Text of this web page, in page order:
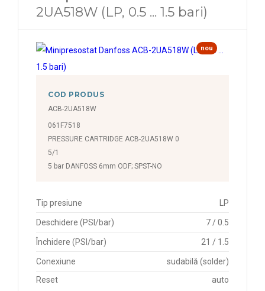
2UA518W (LP, 0.5 ... 1.5 bari)
nou
COD PRODUS
ACB-2UA518W
061F7518
PRESSURE CARTRIDGE ACB-2UA518W 0
5/1
5 bar DANFOSS 6mm ODF; SPST-NO
Tip presiune LP
Deschidere (PSI/bar) 7 / 0.5
Închidere (PSI/bar) 21 / 1.5
Conexiune
sudabilă (solder)
Reset
auto